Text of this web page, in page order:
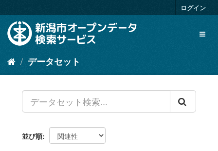
キ
容
ログイン
データセット
並び順